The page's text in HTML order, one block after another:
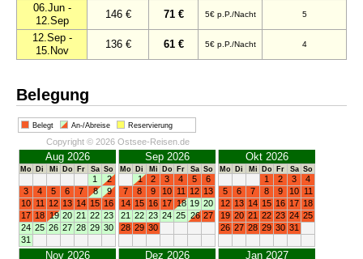
06.Jun -
12.Sep
146 € 71 € 5€ p.P./Nacht 5
12.Sep -
15.Nov
136 € 61 € 5€ p.P./Nacht 4
Belegung
Belegt An-/Abreise Reservierung
Copyright © 2026 Ostsee-Reisen.de
Aug 2026
Mo Di Mi Do Fr Sa So
1
2
3
4 5 6 7 8
9
10 11 12 13 14 15 16
17 18 19 20 21 22 23
24 25 26 27 28 29 30
31
Sep 2026
Mo Di Mi Do Fr Sa So
1 2 3 4 5
6
7
8 9 10 11 12 13
14 15 16 17 18 19 20
21 22 23 24 25 26 27
28 29 30
Okt 2026
Mo Di Mi Do Fr Sa So
1 2 3
4
5
6 7 8 9 10 11
12 13 14 15 16 17 18
19 20 21 22 23 24 25
26 27 28 29 30 31
Nov 2026 Dez 2026 Jan 2027